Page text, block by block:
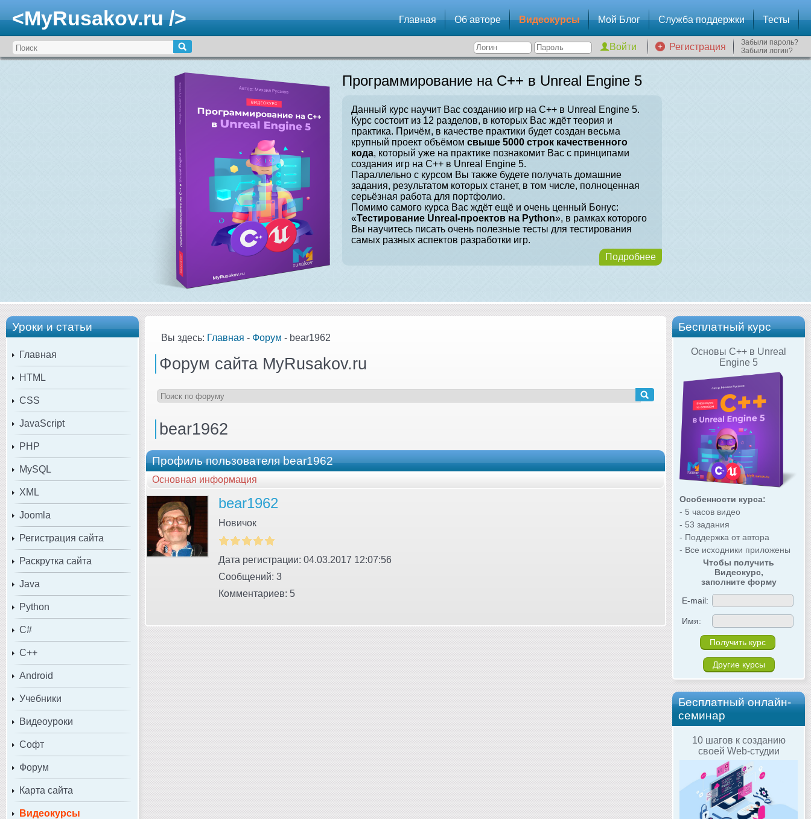
<MyRusakov.ru /> Главная Об авторе Видеокурсы Мой Блог Служба поддержки Тесты
Регистрация
Забыли пароль?
Забыли логин?
Программирование на C++ в Unreal Engine 5
Данный курс научит Вас созданию игр на C++ в Unreal Engine 5.
Курс состоит из 12 разделов, в которых Вас ждёт теория и
практика. Причём, в качестве практики будет создан весьма
крупный проект объёмом свыше 5000 строк качественного
кода, который уже на практике познакомит Вас с принципами
создания игр на C++ в Unreal Engine 5.
Параллельно с курсом Вы также будете получать домашние
задания, результатом которых станет, в том числе, полноценная
серьёзная работа для портфолио.
Помимо самого курса Вас ждёт ещё и очень ценный Бонус:
«Тестирование Unreal-проектов на Python», в рамках которого
Вы научитесь писать очень полезные тесты для тестирования
самых разных аспектов разработки игр.
Подробнее
Уроки и статьи
Главная
HTML
CSS
JavaScript
PHP
MySQL
XML
Joomla
Регистрация сайта
Раскрутка сайта
Java
Python
C#
C++
Android
Учебники
Видеоуроки
Софт
Форум
Карта сайта
Видеокурсы
Бесплатный курс
Основы C++ в Unreal
Engine 5
Особенности курса:
- 5 часов видео
- 53 задания
- Поддержка от автора
- Все исходники приложены
Чтобы получить
Видеокурс,
заполните форму
E-mail:
Имя:
Другие курсы
Бесплатный онлайн-
семинар
10 шагов к созданию
своей Web-студии
Вы здесь: Главная - Форум - bear1962
Форум сайта MyRusakov.ru
bear1962
Профиль пользователя bear1962
Основная информация
bear1962
Новичок
Дата регистрации: 04.03.2017 12:07:56
Сообщений: 3
Комментариев: 5